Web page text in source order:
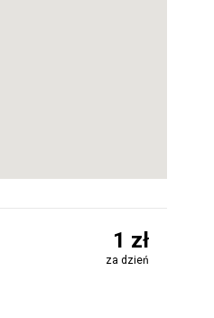
1 zł
za dzień